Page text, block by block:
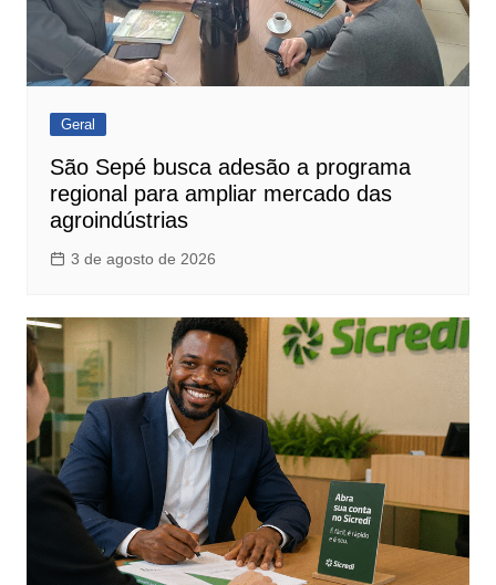
Geral
São Sepé busca adesão a programa
regional para ampliar mercado das
agroindústrias
3 de agosto de 2026